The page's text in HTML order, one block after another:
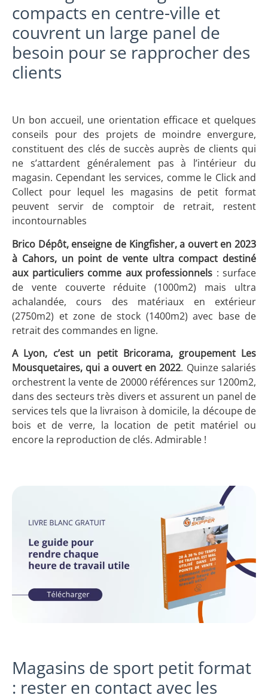
compacts en centre-ville et
couvrent un large panel de
besoin pour se rapprocher des
clients
Un bon accueil, une orientation efficace et quelques
conseils pour des projets de moindre envergure,
constituent des clés de succès auprès de clients qui
ne s’attardent généralement pas à l’intérieur du
magasin. Cependant les services, comme le Click and
Collect pour lequel les magasins de petit format
peuvent servir de comptoir de retrait, restent
incontournables
Brico Dépôt, enseigne de Kingfisher, a ouvert en 2023
à Cahors, un point de vente ultra compact destiné
aux particuliers comme aux professionnels : surface
de vente couverte réduite (1000m2) mais ultra
achalandée, cours des matériaux en extérieur
(2750m2) et zone de stock (1400m2) avec base de
retrait des commandes en ligne.
A Lyon, c’est un petit Bricorama, groupement Les
Mousquetaires, qui a ouvert en 2022. Quinze salariés
orchestrent la vente de 20000 références sur 1200m2,
dans des secteurs très divers et assurent un panel de
services tels que la livraison à domicile, la découpe de
bois et de verre, la location de petit matériel ou
encore la reproduction de clés. Admirable !
Magasins de sport petit format
: rester en contact avec les